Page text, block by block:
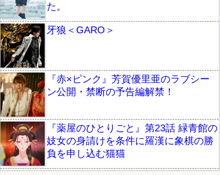
た。
牙狼＜GARO＞
『赤×ピンク』芳賀優里亜のラブシー
ン公開・禁断の予告編解禁！
『薬屋のひとりごと』第23話 緑青館の
妓女の身請けを条件に羅漢に象棋の勝
負を申し込む猫猫